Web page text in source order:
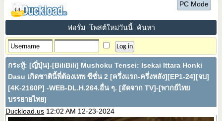
PC Mode
ฟอรั่ม โพสต์ใหม่วันนี้ ค้นหา
กระทู้:[ญี่ปุ่น]-[BiliBili] Mushoku Tensei: Isekai Ittara Honki
Dasu เกิดชาตินี้พี่ต้องเทพ ซีซั่น 2 [ครึ่งแรก-ครึ่งหลัง][EP1-24][จบ]
[4K-2160P] -WEB-DL.H.264.อื่น ๆ. [อัดจาก TV]-[พากย์ไทย
บรรยายไทย]
Duckload.us 12:02 AM 12-23-2024